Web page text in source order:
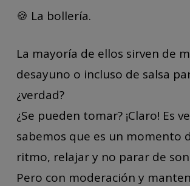
🍪 La bollería.
La mayoría de ellos sirven de
desayuno o incluso de salsa
¿verdad?
¿Se pueden tomar? ¡Claro! Es
sabemos que es un momento
ritmo, relajar y no parar de
Pero con moderación y